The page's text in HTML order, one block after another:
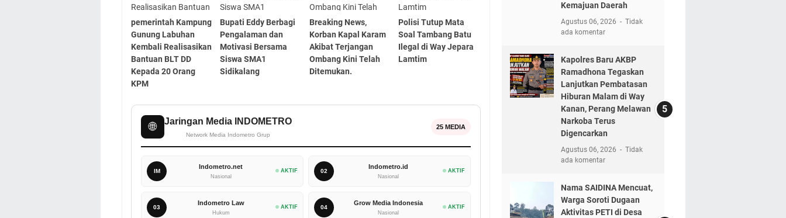
pemerintah Kampung
Gunung Labuhan
Kembali Realisasikan
Bantuan BLT DD
Kepada 20 Orang
KPM
Bupati Eddy Berbagi
Pengalaman dan
Motivasi Bersama
Siswa SMA1
Sidikalang
Breaking News,
Korban Kapal Karam
Akibat Terjangan
Ombang Kini Telah
Ditemukan.
Polisi Tutup Mata
Soal Tambang Batu
Ilegal di Way Jepara
Lamtim
🌐 Jaringan Media INDOMETRO
Network Media Indometro Grup
25 MEDIA
IM
Indometro.net
Nasional
AKTIF 02
Indometro.id
Nasional
AKTIF
03
Indometro Law
Hukum
AKTIF 04
Grow Media Indonesia
Nasional
AKTIF
Kemajuan Daerah
Agustus 06, 2026
Tidak
ada komentar
Kapolres Baru AKBP
Ramadhona Tegaskan
Lanjutkan Pembatasan
Hiburan Malam di Way
Kanan, Perang Melawan
Narkoba Terus
Digencarkan
Agustus 06, 2026
Tidak
ada komentar
Nama SAIDINA Mencuat,
Warga Soroti Dugaan
Aktivitas PETI di Desa